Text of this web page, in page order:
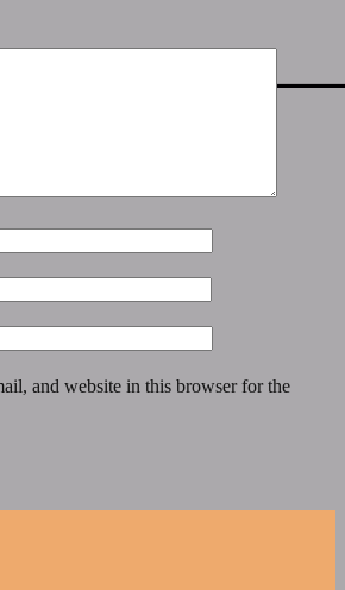
and website in this browser for the